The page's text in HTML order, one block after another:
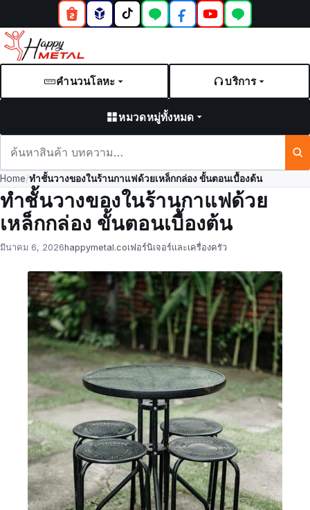
คำนวนโลหะ บริการ
หมวดหมู่ทั้งหมด
และ
บทความ
Home/ทำชั้นวางของในร้านกาแฟด้วยเหล็กกล่อง ขั้นตอนเบื้องต้น
ทำชั้นวางของในร้านกาแฟด้วย
เหล็กกล่อง ขั้นตอนเบื้องต้น
Posted
มีนาคม 6, 2026by
happymetal.coin
เฟอร์นิเจอร์และเครื่องครัว